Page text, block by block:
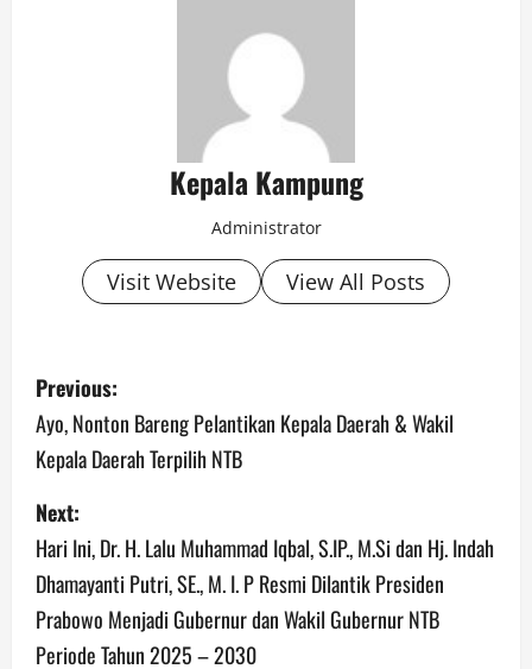
Kepala Kampung
Administrator
Visit Website View All Posts
P
o
s
t
n
a
Previous:
Ayo, Nonton Bareng Pelantikan Kepala Daerah & Wakil
Kepala Daerah Terpilih NTB
Next:
Hari Ini, Dr. H. Lalu Muhammad Iqbal, S.IP., M.Si dan Hj. Indah
Dhamayanti Putri, SE., M. I. P Resmi Dilantik Presiden
Prabowo Menjadi Gubernur dan Wakil Gubernur NTB
Periode Tahun 2025 – 2030